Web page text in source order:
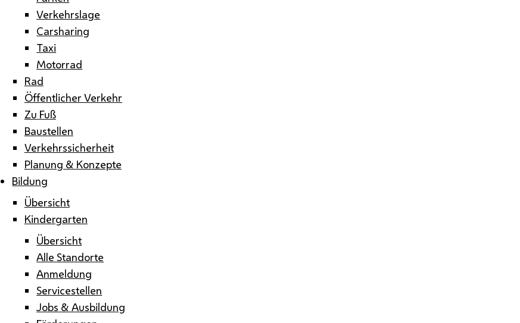
Verkehrslage
Carsharing
Taxi
Motorrad
Rad
Öffentlicher Verkehr
Zu Fuß
Baustellen
Verkehrssicherheit
Planung & Konzepte
Bildung
Übersicht
Kindergarten
Übersicht
Alle Standorte
Anmeldung
Servicestellen
Jobs & Ausbildung